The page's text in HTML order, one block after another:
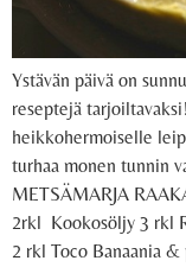
Ystävän päivä on
reseptejä
heikkohermoiselle
turhaa monen tunnin
METSÄMARJA
2rkl Kookosöljy 3 rkl
2 rkl Toco Banaania